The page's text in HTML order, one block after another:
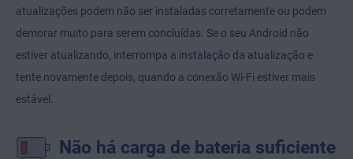
atualizações podem não ser instaladas corretamente ou podem
demorar muito para serem concluídas. Se o seu Android não
estiver atualizando, interrompa a instalação da atualização e
tente novamente depois, quando a conexão Wi-Fi estiver mais
estável.
Não há carga de bateria suficiente